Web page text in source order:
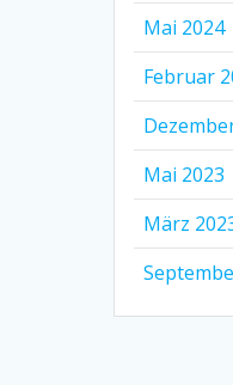
Mai 2024
Februar
Mai 2023
März